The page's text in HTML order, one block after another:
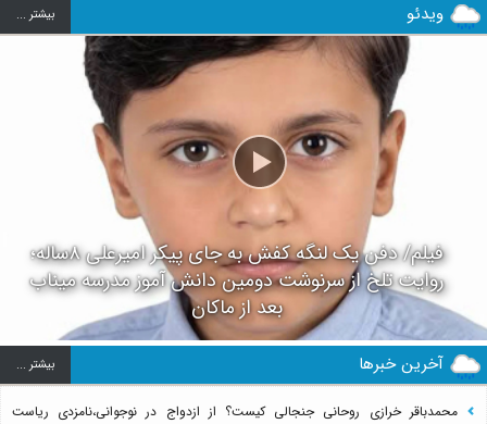
ویدئو بيشتر ...
فیلم/ دفن یک لنگه کفش به جای پیکر امیرعلی ۸ساله؛
روایت تلخ از سرنوشت دومین دانش آموز مدرسه میناب
بعد از ماکان
آخرین خبرها بيشتر ...
محمدباقر خرازی روحانی جنجالی کیست؟ از ازدواج در نوجوانی،نامزدی ریاست